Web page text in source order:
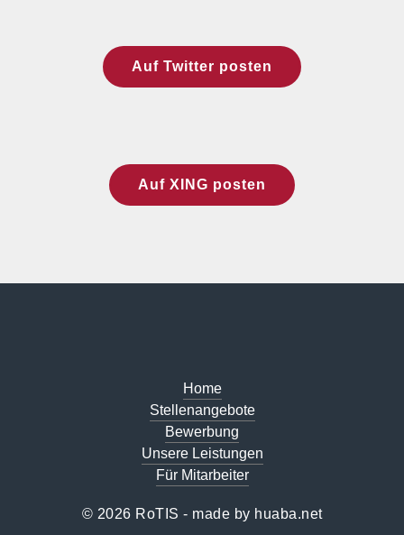
Auf Twitter posten
Auf XING posten
Home
Stellenangebote
Bewerbung
Unsere Leistungen
Für Mitarbeiter
© 2026 RoTIS - made by huaba.net